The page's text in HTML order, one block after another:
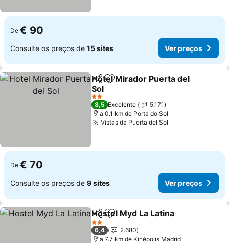
De € 90
Consulte os preços de 15 sites Ver preços
PartilharAdicionar aos favoritos
Hotel Mirador Puerta del
Sol
2 Estrelas
8,5 Excelente
5.171
a 0.1 km de Porta do Sol
Vistas da Puerta del Sol
De € 70
Consulte os preços de 9 sites Ver preços
PartilharAdicionar aos favoritos
Hostel Myd La Latina
2 Estrelas
6,4
2.680
a 7.7 km de Kinépolis Madrid